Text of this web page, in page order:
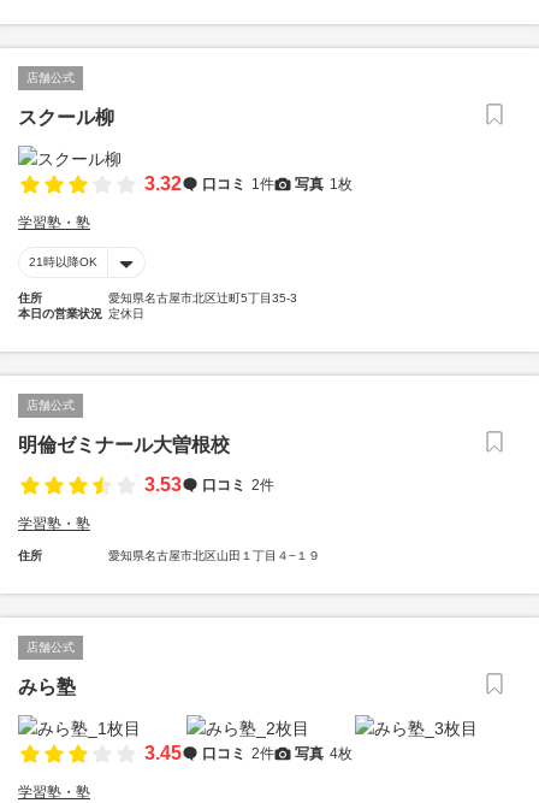
店舗公式
スクール柳
3.32 口コミ 1件 写真 1枚
学習塾・塾
21時以降OK
住所
愛知県名古屋市北区辻町5丁目35-3
本日の営業状況 定休日
店舗公式
明倫ゼミナール大曽根校
3.53
口コミ 2件
学習塾・塾
住所 愛知県名古屋市北区山田１丁目４−１９
店舗公式
みら塾
3.45 口コミ 2件 写真 4枚
学習塾・塾